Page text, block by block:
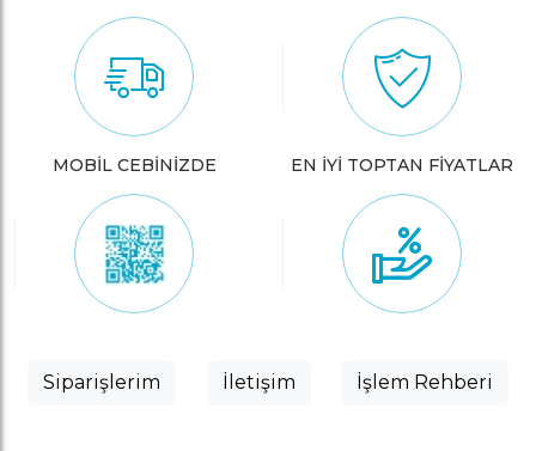
MOBİL CEBİNİZDE EN İYİ TOPTAN FİYATLAR
Siparişlerim İletişim İşlem Rehberi